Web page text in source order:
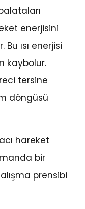
enerjisini
ısı enerjisi
kaybolur.
tersine
döngüsü
hareket
bir
prensibi